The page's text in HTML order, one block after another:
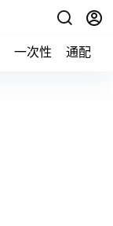
一次性 通配